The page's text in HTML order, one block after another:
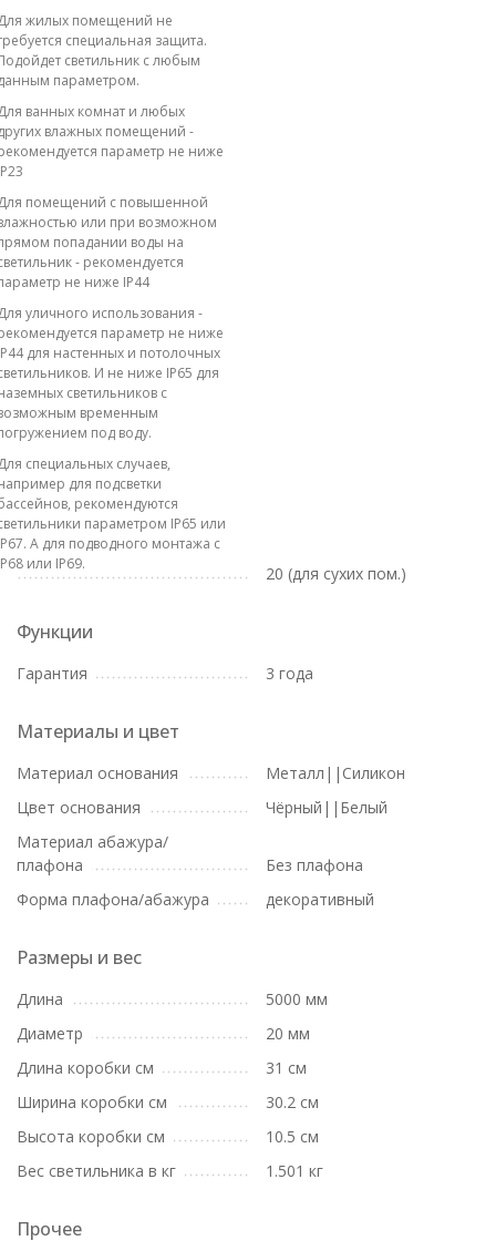
жилых помещений не
специальная защита.
светильник с любым
параметром.
ванных комнат и любых
влажных помещений -
параметр не ниже
помещений с повышенной
или при возможном
попадании воды на
- рекомендуется
не ниже IP44
уличного использования -
параметр не ниже
для настенных и потолочных
И не ниже IP65 для
светильников с
временным
под воду.
специальных случаев,
для подсветки
рекомендуются
параметром IP65 или
А для подводного монтажа с
или IP69.
20 (для сухих пом.)
Функции
Гарантия 3 года
Материалы и цвет
Материал основания
Металл||Силикон
Цвет основания
Чёрный||Белый
Материал абажура/
плафона
Без плафона
Форма плафона/абажура
декоративный
Размеры и вес
Длина
5000 мм
Диаметр
20 мм
Длина коробки см
31 см
Ширина коробки см
30.2 см
Высота коробки см
10.5 см
Вес светильника в кг
1.501 кг
Прочее